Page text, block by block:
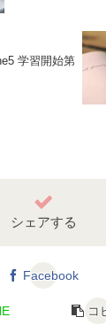
学習開始第
シェアする
Facebook
コ